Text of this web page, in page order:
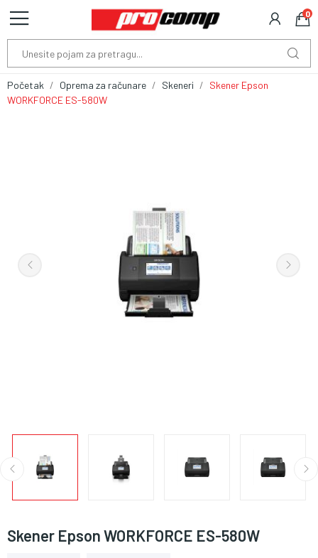
0
Početak Oprema za računare Skeneri
Skener Epson
WORKFORCE ES-580W
Skener Epson WORKFORCE ES-580W